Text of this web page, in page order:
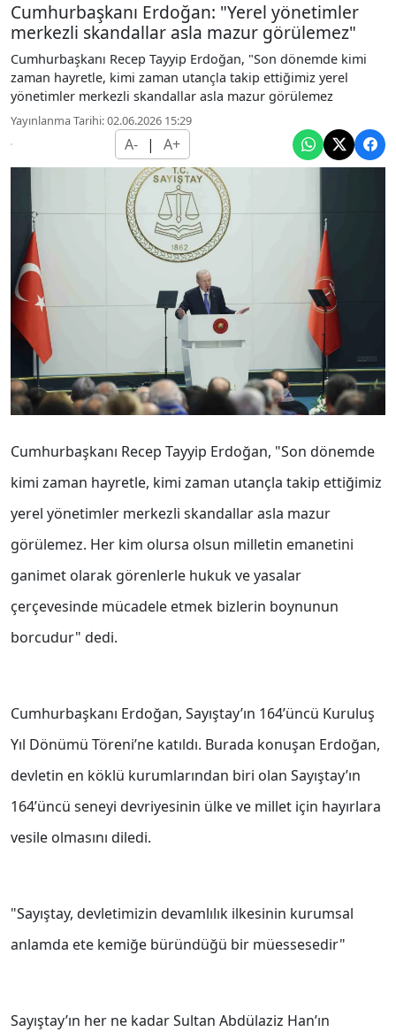
Cumhurbaşkanı Erdoğan: "Yerel yönetimler
merkezli skandallar asla mazur görülemez"
Cumhurbaşkanı Recep Tayyip Erdoğan, "Son dönemde kimi
zaman hayretle, kimi zaman utançla takip ettiğimiz yerel
yönetimler merkezli skandallar asla mazur görülemez
Yayınlanma Tarihi: 02.06.2026 15:29
A- | A+
Cumhurbaşkanı Recep Tayyip Erdoğan, "Son dönemde
kimi zaman hayretle, kimi zaman utançla takip ettiğimiz
yerel yönetimler merkezli skandallar asla mazur
görülemez. Her kim olursa olsun milletin emanetini
ganimet olarak görenlerle hukuk ve yasalar
çerçevesinde mücadele etmek bizlerin boynunun
borcudur" dedi.
Cumhurbaşkanı Erdoğan, Sayıştay’ın 164’üncü Kuruluş
Yıl Dönümü Töreni’ne katıldı. Burada konuşan Erdoğan,
devletin en köklü kurumlarından biri olan Sayıştay’ın
164’üncü seneyi devriyesinin ülke ve millet için hayırlara
vesile olmasını diledi.
"Sayıştay, devletimizin devamlılık ilkesinin kurumsal
anlamda ete kemiğe büründüğü bir müessesedir"
Sayıştay’ın her ne kadar Sultan Abdülaziz Han’ın